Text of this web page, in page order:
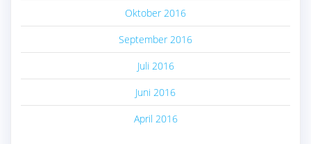
Oktober 2016
September 2016
Juli 2016
Juni 2016
April 2016